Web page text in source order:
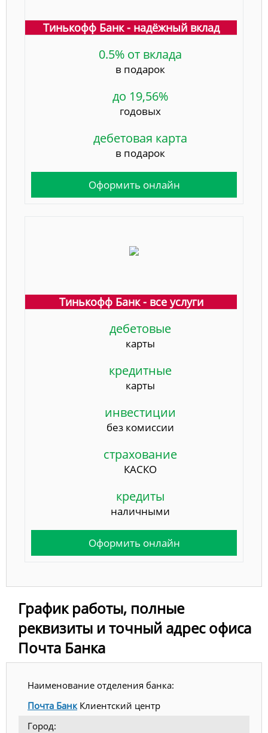
Тинькофф Банк - надёжный вклад
0.5% от вклада
в подарок
до 19,56%
годовых
дебетовая карта
в подарок
Оформить онлайн
Тинькофф Банк - все услуги
дебетовые
карты
кредитные
карты
инвестиции
без комиссии
страхование
КАСКО
кредиты
наличными
Оформить онлайн
График работы, полные
реквизиты и точный адрес офиса
Почта Банка
Наименование отделения банка:
Почта БанкКлиентский центр
Город: